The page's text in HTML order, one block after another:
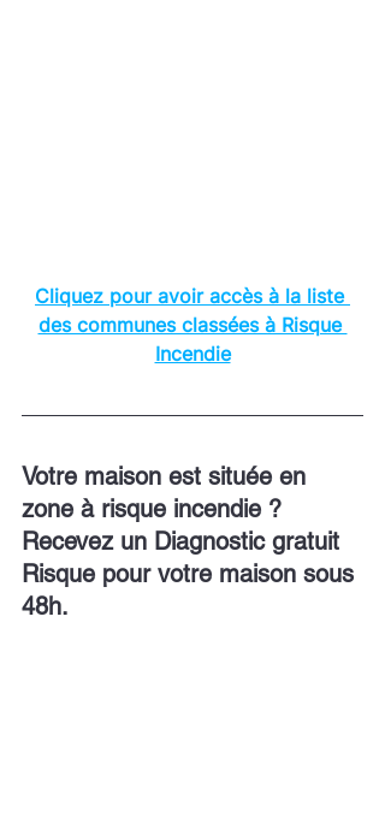
Cliquez pour avoir accès à la liste
des communes classées à Risque
Incendie
Votre maison est située en
zone à risque incendie ?
Recevez un Diagnostic gratuit
Risque pour votre maison sous
48h.